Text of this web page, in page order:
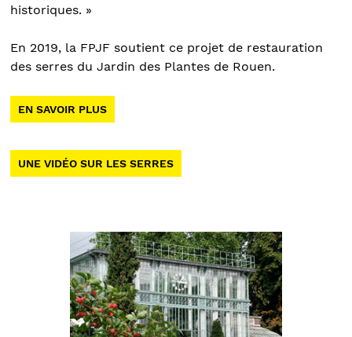
historiques. »
En 2019, la FPJF soutient ce projet de restauration
des serres du Jardin des Plantes de Rouen.
EN SAVOIR PLUS
UNE VIDÉO SUR LES SERRES